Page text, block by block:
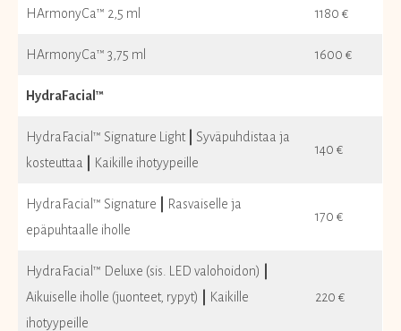
HArmonyCa™ 2,5 ml 1180 €
HArmonyCa™ 3,75 ml 1600 €
HydraFacial™
HydraFacial™ Signature Light
Syväpuhdistaa ja
kosteuttaa
Kaikille ihotyypeille
140 €
HydraFacial™ Signature
Rasvaiselle ja
epäpuhtaalle iholle
170 €
HydraFacial™ Deluxe (sis. LED valohoidon)
Aikuiselle iholle (juonteet, rypyt)
Kaikille
ihotyypeille
220 €